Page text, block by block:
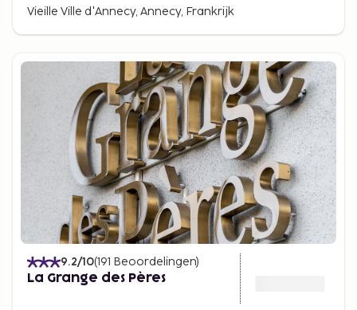
Vieille Ville d'Annecy, Annecy, Frankrijk
9.2/10(191 Beoordelingen)
La Grange des Pères